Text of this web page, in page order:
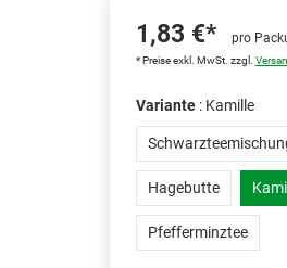
1,83 €* pro
* Preise exkl. MwSt. zzgl.
Variante : Kamille
Hagebutte
Pfefferminztee